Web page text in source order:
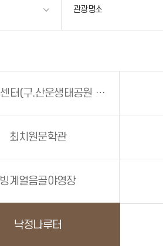
관광명소
의성에코센터(구.산운생태공원 생태관)
최치원문학관
빙계얼음골야영장
낙정나루터